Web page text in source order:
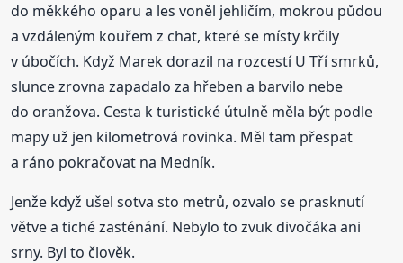
do měkkého oparu a les voněl jehličím, mokrou půdou
a vzdáleným kouřem z chat, které se místy krčily
v úbočích. Když Marek dorazil na rozcestí U Tří smrků,
slunce zrovna zapadalo za hřeben a barvilo nebe
do oranžova. Cesta k turistické útulně měla být podle
mapy už jen kilometrová rovinka. Měl tam přespat
a ráno pokračovat na Medník.
Jenže když ušel sotva sto metrů, ozvalo se prasknutí
větve a tiché zasténání. Nebylo to zvuk divočáka ani
srny. Byl to člověk.